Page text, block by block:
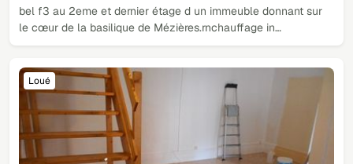
bel f3 au 2eme et dernier étage d un immeuble donnant sur
le cœur de la basilique de Mézières.rnchauffage in…
Loué